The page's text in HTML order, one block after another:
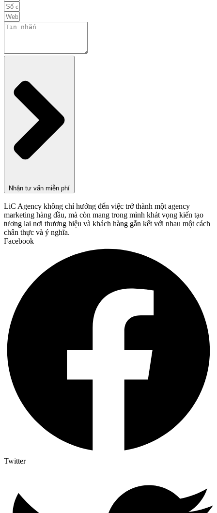
Nhận tư vấn miễn phí
LiC Agency không chỉ hướng đến việc trở thành một agency
marketing hàng đầu, mà còn mang trong mình khát vọng kiến tạo
tương lai nơi thương hiệu và khách hàng gắn kết với nhau một cách
chân thực và ý nghĩa.
Facebook
Twitter